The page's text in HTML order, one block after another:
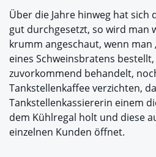
Über die Jahre hinweg hat sich
gut durchgesetzt, so wird man
krumm angeschaut, wenn man
eines Schweinsbratens
zuvorkommend behandelt,
Tankstellenkaffee verzichten,
Tankstellenkassiererin einem
dem Kühlregal holt und diese
einzelnen Kunden öffnet.